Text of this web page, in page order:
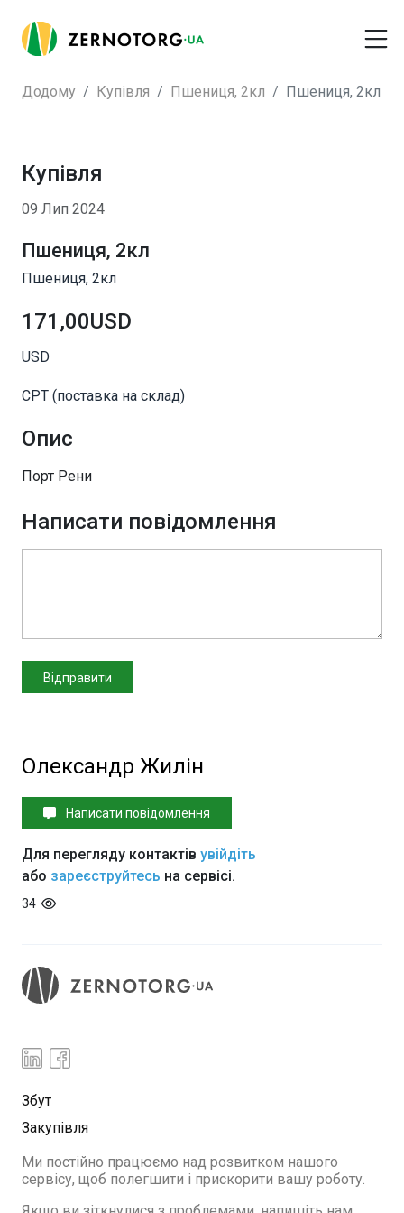
Додому Купівля Пшениця, 2кл Пшениця, 2кл
Купівля
09 Лип 2024
Пшениця, 2кл
Пшениця, 2кл
171,00USD
USD
CPT (поставка на склад)
Опис
Порт Рени
Написати повідомлення
Олександр Жилін
Написати повідомлення
Для перегляду контактів увійдіть
або зареєструйтесь на сервісі.
34
Збут
Закупівля
Ми постійно працюємо над розвитком нашого
сервісу, щоб полегшити і прискорити вашу роботу.